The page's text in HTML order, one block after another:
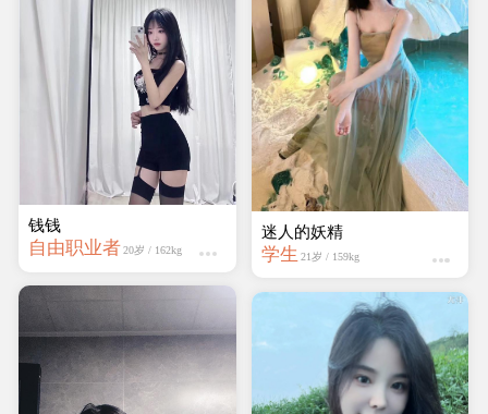
钱钱
自由职业者 20岁 / 162kg
迷人的妖精
学生 21岁 / 159kg